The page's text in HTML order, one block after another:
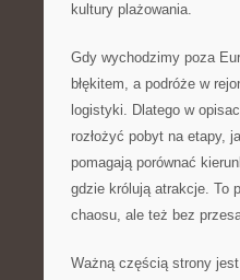
kultury plażowania.
Gdy wychodzimy poza
błękitem, a podróże w
logistyki. Dlatego w
rozłożyć pobyt na etapy,
pomagają porównać
gdzie królują atrakcje. To
chaosu, ale też bez
Ważną częścią strony